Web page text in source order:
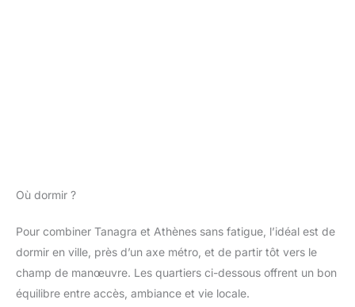
Où dormir ?
Pour combiner Tanagra et Athènes sans fatigue, l’idéal est de
dormir en ville, près d’un axe métro, et de partir tôt vers le
champ de manœuvre. Les quartiers ci-dessous offrent un bon
équilibre entre accès, ambiance et vie locale.